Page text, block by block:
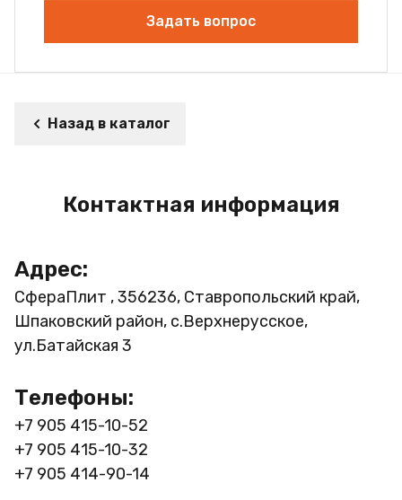
Задать вопрос
Назад в каталог
Контактная информация
Адрес:
СфераПлит , 356236, Ставропольский край,
Шпаковский район, с.Верхнерусское,
ул.Батайская 3
Телефоны:
+7 905 415-10-52
+7 905 415-10-32
+7 905 414-90-14